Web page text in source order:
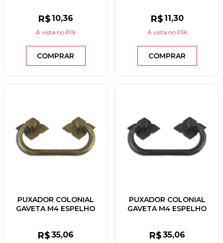
R$ 10,36
À vista no PIX
COMPRAR
R$ 11,30
À vista no PIX
COMPRAR
PUXADOR COLONIAL
GAVETA M4 ESPELHO
R$35,06
PUXADOR COLONIAL
GAVETA M4 ESPELHO
R$35,06